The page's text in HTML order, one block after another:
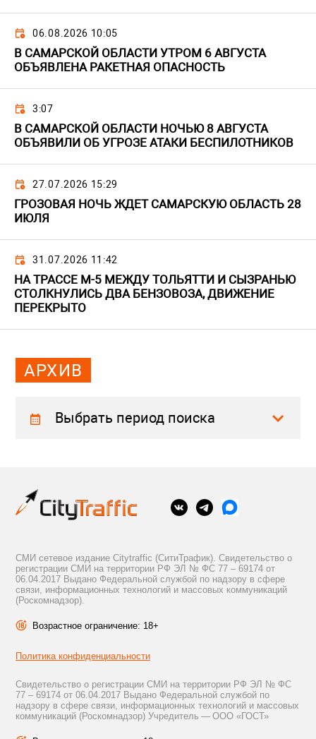
06.08.2026 10:05
В САМАРСКОЙ ОБЛАСТИ УТРОМ 6 АВГУСТА
ОБЪЯВЛЕНА РАКЕТНАЯ ОПАСНОСТЬ
3:07
В САМАРСКОЙ ОБЛАСТИ НОЧЬЮ 8 АВГУСТА
ОБЪЯВИЛИ ОБ УГРОЗЕ АТАКИ БЕСПИЛОТНИКОВ
27.07.2026 15:29
ГРОЗОВАЯ НОЧЬ ЖДЕТ САМАРСКУЮ ОБЛАСТЬ 28
ИЮЛЯ
31.07.2026 11:42
НА ТРАССЕ М-5 МЕЖДУ ТОЛЬЯТТИ И СЫЗРАНЬЮ
СТОЛКНУЛИСЬ ДВА БЕНЗОВОЗА, ДВИЖЕНИЕ
ПЕРЕКРЫТО
АРХИВ
Выбрать период поиска
СМИ сетевое издание Citytraffic (СитиТрафик). Свидетельство о
регистрации СМИ на территории РФ ЭЛ № ФС 77 – 69174 от
06.04.2017 Выдано Федеральной службой по надзору в сфере
связи, информационных технологий и массовых коммуникаций
(Роскомнадзор).
Возрастное ограничение: 18+
Политика конфиденциальности
Свидетельство о регистрации СМИ на территории РФ ЭЛ № ФС
77 – 69174 от 06.04.2017 Выдано Федеральной службой по
надзору в сфере связи, информационных технологий и массовых
коммуникаций (Роскомнадзор) Учредитель — ООО «ГОСТ»